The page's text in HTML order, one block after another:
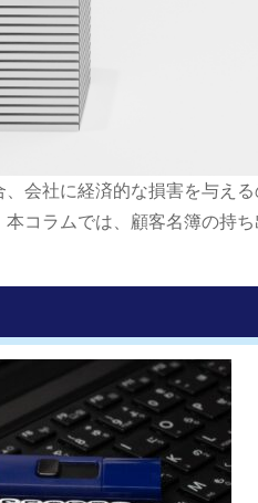
会社に経済的な損害を与え
コラムでは、顧客名簿の持